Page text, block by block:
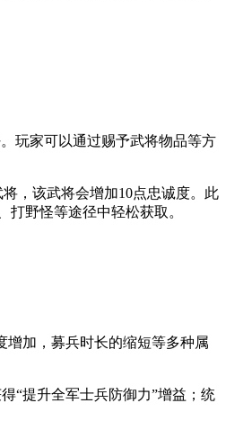
玩家可以通过赐予武将物品等方
，该武将会增加10点忠诚度。此
野怪等途径中轻松获取。
增加，募兵时长的缩短等多种属
“提升全军士兵防御力”增益；统